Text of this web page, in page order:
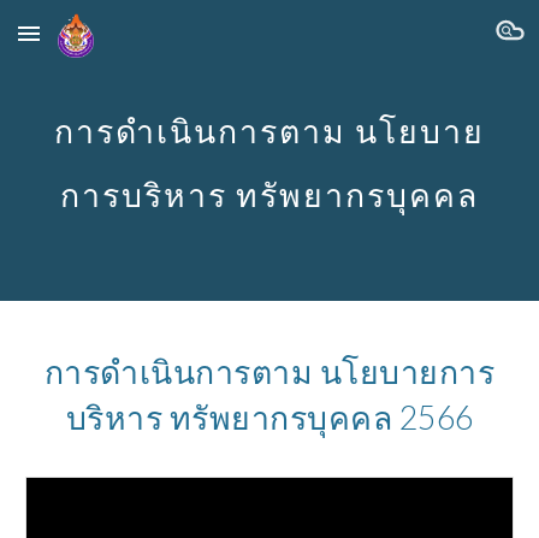
Skip to main content Skip to navigation
การดำเนินการตาม นโยบาย
การบริหาร ทรัพยากรบุคคล
การดำเนินการตาม นโยบายการ
บริหาร ทรัพยากรบุคคล 2566